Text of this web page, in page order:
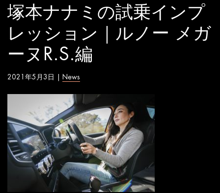
塚本ナナミの試乗インプ
レッション｜ルノー メガ
ーヌR.S.編
2021年5月3日 | News